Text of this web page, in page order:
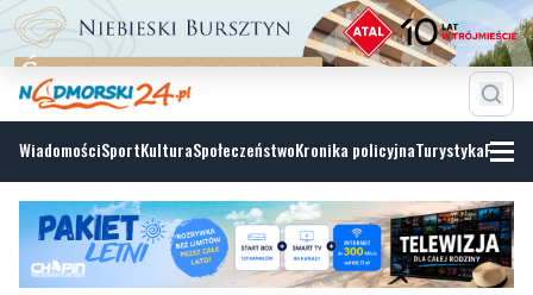
WiadomościSportKulturaSpołeczeństwoKronika policyjnaTurystyka
Alert IMGW. Silne wiatry na północy